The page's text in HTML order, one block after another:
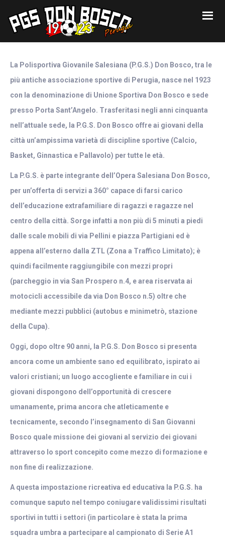
primary
content
PGS
BOSCO
PERUGIA
La Polisportiva Giovanile Salesiana (P.G.S.) Don Bosco, tra le
più antiche associazione sportive di Perugia, nasce nel 1923
con la denominazione di Unione Sportiva Don Bosco e sede
presso Porta Sant’Angelo. Trasferitasi negli anni cinquanta
nell’attuale sede, la P.G.S. Don Bosco offre ai giovani della
città un’ampissima varietà di discipline sportive (Calcio,
Basket, Ginnastica e Pallavolo) per tutte le età.
La P.G.S. è parte integrante dell’Opera Salesiana Don Bosco,
per un’offerta di servizi a 360° capace di farsi carico
dell’educazione extrafamiliare di ragazzi e ragazze nel
centro della città. Sorge infatti a non più di 5 minuti a piedi
dalle scale mobili di via Pellini e piazza Partigiani ed è
appena all’esterno dalla ZTL (Zona a Traffico Limitato); è
quindi facilmente raggiungibile con mezzi propri
(parcheggio in via San Prospero n.4, e area riservata ai
motocicli accessibile da via Don Bosco n.5) oltre che
mediante mezzi pubblici (autobus e minimetrò, stazione
della Cupa).
Oggi, dopo oltre 90 anni, la P.G.S. Don Bosco si presenta
ancora come un ambiente sano ed equilibrato, ispirato ai
valori cristiani; un luogo accogliente e familiare in cui i
giovani dispongono dell’opportunità di crescere
umanamente, prima ancora che atleticamente e
tecnicamente, secondo l’insegnamento di San Giovanni
Bosco quale missione dei giovani al servizio dei giovani
attraverso lo sport concepito come mezzo di formazione e
non fine di realizzazione.
A questa impostazione ricreativa ed educativa la P.G.S. ha
comunque saputo nel tempo coniugare validissimi risultati
sportivi in tutti i settori (in particolare è stata la prima
squadra umbra a partecipare al campionato di Serie A1